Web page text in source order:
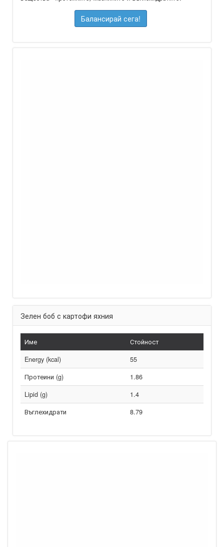
Балансирай сега!
Зелен боб с картофи яхния
Име
Стойност
Energy (kcal)
55
Протеини (g)
1.86
Lipid (g)
1.4
Въглехидрати
8.79